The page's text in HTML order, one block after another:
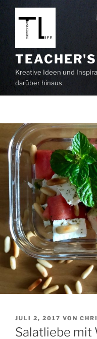
Zum
Inhalt
springen
Kreative Ideen und
darüber hinaus
VERÖFFENTLICHT
AM
JULI 2, 2017 VON
Salatliebe mit